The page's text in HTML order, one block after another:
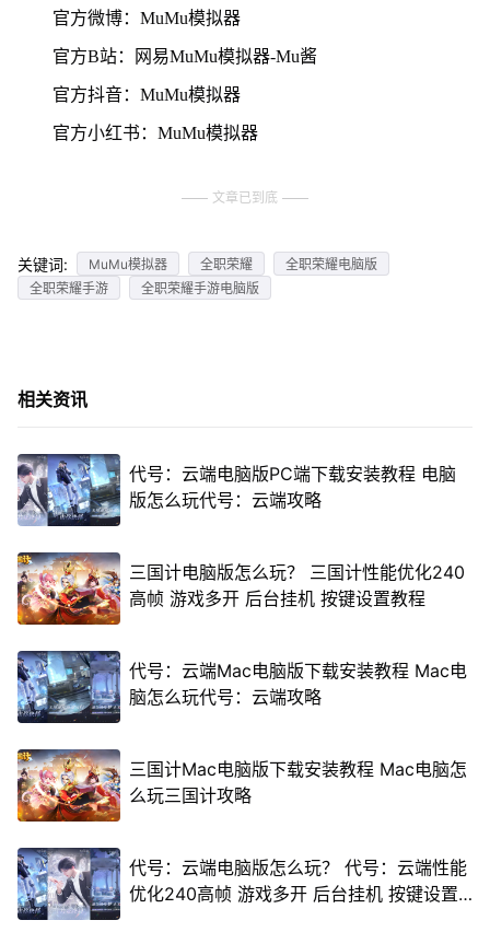
官方微博：MuMu模拟器
官方B站：网易MuMu模拟器-Mu酱
官方抖音：MuMu模拟器
官方小红书：MuMu模拟器
文章已到底
关键词: MuMu模拟器 全职荣耀
全职荣耀电脑版
全职荣耀手游
全职荣耀手游电脑版
相关资讯
代号：云端电脑版PC端下载安装教程 电脑
版怎么玩代号：云端攻略
三国计电脑版怎么玩？ 三国计性能优化240
高帧 游戏多开 后台挂机 按键设置教程
代号：云端Mac电脑版下载安装教程 Mac电
脑怎么玩代号：云端攻略
三国计Mac电脑版下载安装教程 Mac电脑怎
么玩三国计攻略
代号：云端电脑版怎么玩？ 代号：云端性能
优化240高帧 游戏多开 后台挂机 按键设置